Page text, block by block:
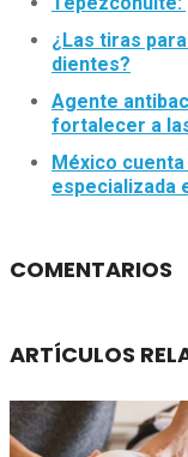
¿Las tiras
dientes?
Agente
fortalecer a
México
especializada
COMENTARIOS
ARTÍCULOS